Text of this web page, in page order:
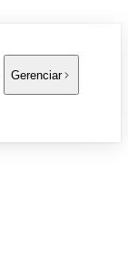
Gerenciar